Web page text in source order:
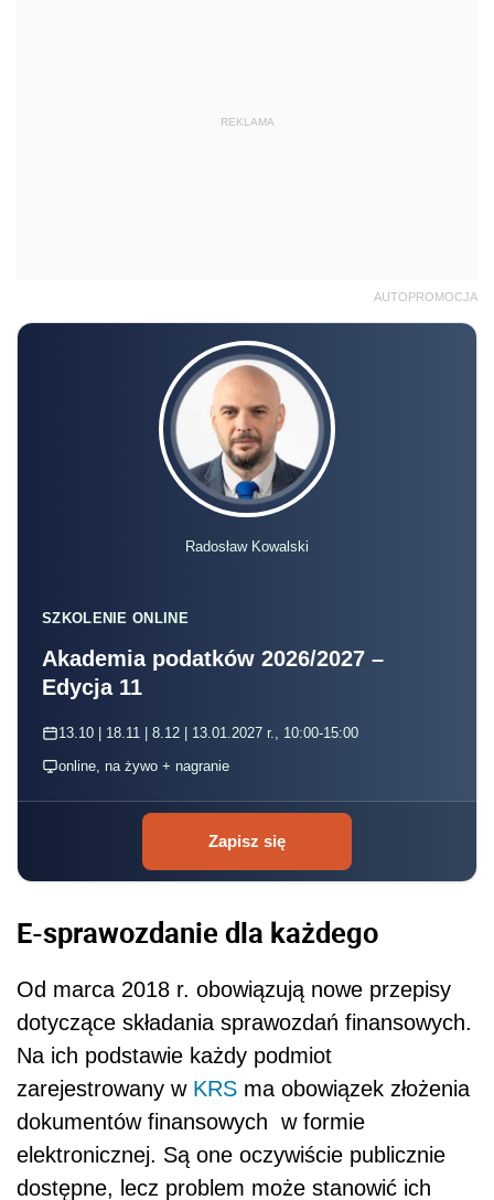
REKLAMA
AUTOPROMOCJA
Radosław Kowalski
SZKOLENIE ONLINE
Akademia podatków 2026/2027 –
Edycja 11
13.10 | 18.11 | 8.12 | 13.01.2027 r., 10:00-15:00
online, na żywo + nagranie
Zapisz się
E-sprawozdanie dla każdego
Od marca 2018 r. obowiązują nowe przepisy
dotyczące składania sprawozdań finansowych.
Na ich podstawie każdy podmiot
zarejestrowany w KRS ma obowiązek złożenia
dokumentów finansowych w formie
elektronicznej. Są one oczywiście publicznie
dostępne, lecz problem może stanowić ich